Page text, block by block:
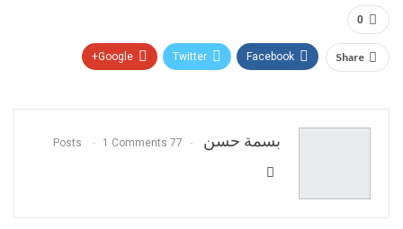
0
Share
Facebook
Twitter
Google+
بسمة حسن 77 Posts
1 Comments